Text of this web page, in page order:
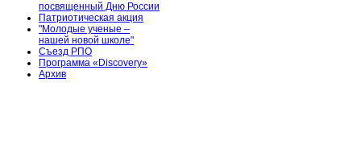
посвященный Дню России
Патриотическая акция
"Молодые ученые –
нашей новой школе"
Съезд РПО
Программа «Discovery»
Архив